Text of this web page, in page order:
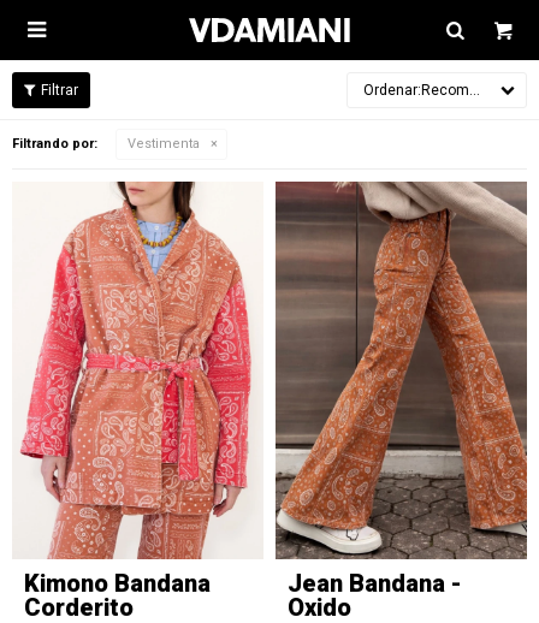

Recomendados
Filtrando por: Vestimenta
Kimono Bandana
Corderito
Jean Bandana -
Oxido